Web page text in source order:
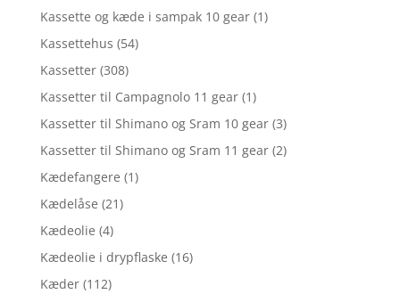
Kassette og kæde i sampak 10 gear (1)
Kassettehus (54)
Kassetter (308)
Kassetter til Campagnolo 11 gear (1)
Kassetter til Shimano og Sram 10 gear (3)
Kassetter til Shimano og Sram 11 gear (2)
Kædefangere (1)
Kædelåse (21)
Kædeolie (4)
Kædeolie i drypflaske (16)
Kæder (112)